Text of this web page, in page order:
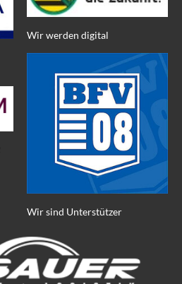
Wir werden digital
Wir sind Unterstützer